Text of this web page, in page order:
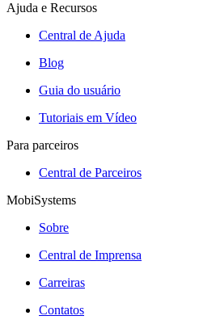
Ajuda e Recursos
Central de Ajuda
Blog
Guia do usuário
Tutoriais em Vídeo
Para parceiros
Central de Parceiros
MobiSystems
Sobre
Central de Imprensa
Carreiras
Contatos